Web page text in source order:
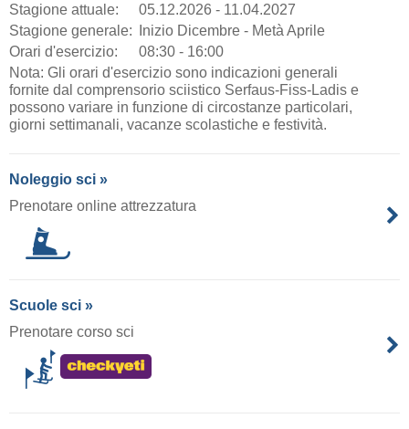
Stagione attuale:
05.12.2026 - 11.04.2027
Stagione generale:
Inizio Dicembre - Metà Aprile
Orari d'esercizio:
08:30 - 16:00
Nota: Gli orari d'esercizio sono indicazioni generali
fornite dal comprensorio sciistico Serfaus-Fiss-Ladis e
possono variare in funzione di circostanze particolari,
giorni settimanali, vacanze scolastiche e festività.
Noleggio sci »
Prenotare online attrezzatura
Scuole sci »
Prenotare corso sci